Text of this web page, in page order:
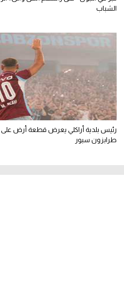
الشباب
رئيس بلدية أراكلي يعرض قطعة أرض على
طرابزون سبور